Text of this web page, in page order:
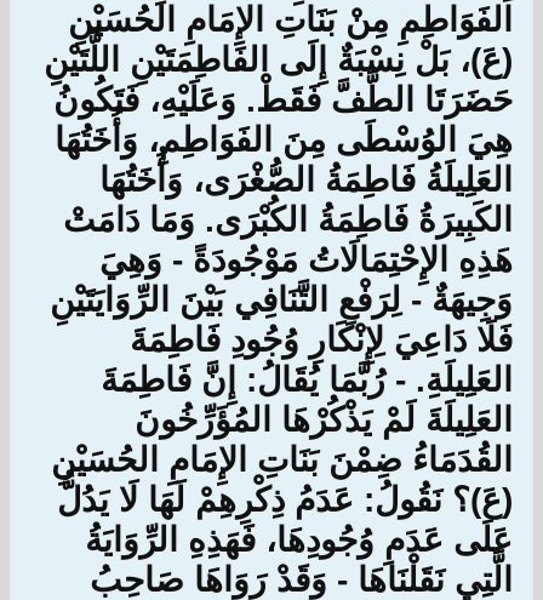
الفَوَاطِمِ مِنْ بَنَاتِ الإِمَامِ الحُسَيْنِ
(عَ)، بَلْ نِسْبَةٌ إِلَى الفَاطِمَتَيْنِ اللَّتَيْنِ
حَضَرَتَا الطَّفَّ فَقَطْ. وَعَلَيْهِ، فَتَكُونُ
هِيَ الوُسْطَى مِنَ الفَوَاطِمِ، وَأُخَتُهَا
العَلِيلَةُ فَاطِمَةُ الصُّغْرَى، وَأُخَتُهَا
الكَبِيرَةُ فَاطِمَةُ الكُبْرَى. وَمَا دَامَتْ
هَذِهِ الإِحْتِمَالَاتُ مَوْجُودَةً - وَهِيَ
وَجِيهَةٌ - لِرَفْعِ التَّنَافِي بَيْنَ الرِّوَايَتَيْنِ
فَلَا دَاعِيَ لِإِنْكَارِ وُجُودِ فَاطِمَةَ
العَلِيلَةِ. - رُبَّمَا يُقَالُ: إِنَّ فَاطِمَةَ
العَلِيلَةَ لَمْ يَذْكُرْهَا المُؤَرِّخُونَ
القُدَمَاءُ ضِمْنَ بَنَاتِ الإِمَامِ الحُسَيْنِ
(عَ)؟ نَقُولُ: عَدَمُ ذِكْرِهِمْ لَهَا لَا يَدُلُّ
عَلَى عَدَمِ وُجُودِهَا، فَهَذِهِ الرِّوَايَةُ
الَّتِي نَقَلْنَاهَا - وَقَدْ رَوَاهَا صَاحِبُ